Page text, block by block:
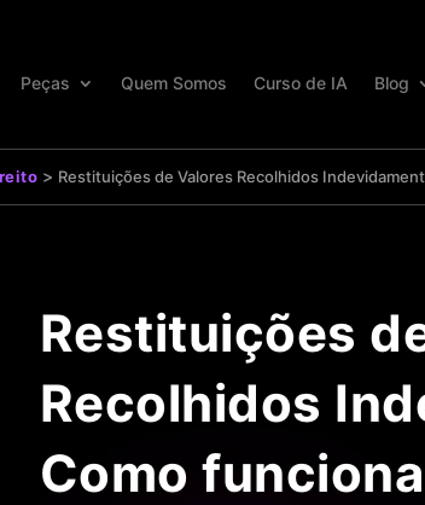
Peças Quem Somos Curso de IA Blog
> Restituições de Valores Recolhidos
Restituições
Recolhidos
Como funciona